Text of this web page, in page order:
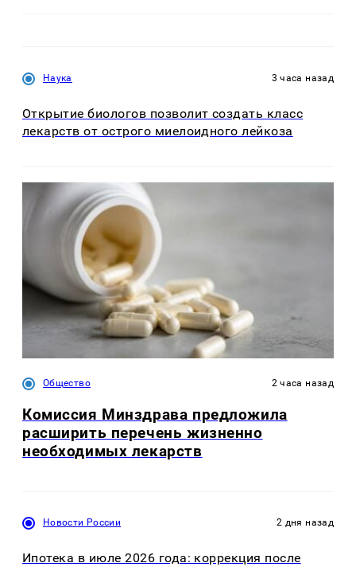
Наука 3 часа назад
Открытие биологов позволит создать класс
лекарств от острого миелоидного лейкоза
Общество 2 часа назад
Комиссия Минздрава предложила
расширить перечень жизненно
необходимых лекарств
Новости России 2 дня назад
Ипотека в июле 2026 года: коррекция после